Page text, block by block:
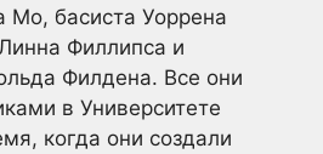
Мо, басиста Уоррена
Филлипса и
Филдена. Все они
в Университете
когда они создали